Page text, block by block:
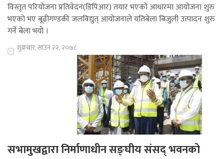
विस्तृत परियोजना प्रतिवेदन(डिपिआर) तयार भएको आधारमा आयोजना शुरु
भएको भए बूढीगण्डकी जलविद्युत् आयोजनाले यतिबेला बिजुली उत्पादन शुरु
गर्ने बेला भयो ।
शुक्रबार, साउन २२, २०७८
सभामुखद्वारा निर्माणाधीन सङ्घीय संसद् भवनको